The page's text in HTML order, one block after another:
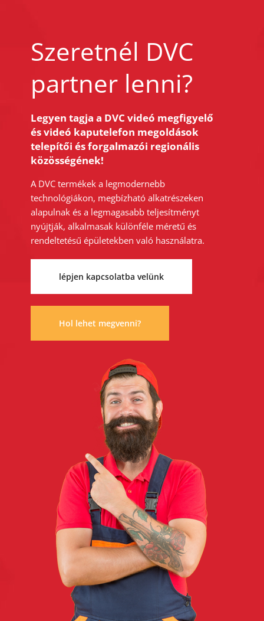
Szeretnél DVC
partner lenni?
Legyen tagja a DVC videó megfigyelő
és videó kaputelefon megoldások
telepítői és forgalmazói regionális
közösségének!
A DVC termékek a legmodernebb
technológiákon, megbízható alkatrészeken
alapulnak és a legmagasabb teljesítményt
nyújtják, alkalmasak különféle méretű és
rendeltetésű épületekben való használatra.
lépjen kapcsolatba velünk
Hol lehet megvenni?